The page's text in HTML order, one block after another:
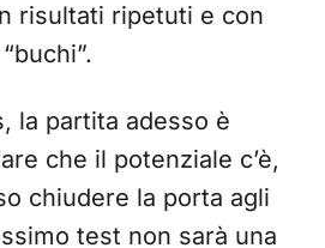
risultati ripetuti e con
la partita adesso è
che il potenziale c’è,
chiudere la porta agli
test non sarà una